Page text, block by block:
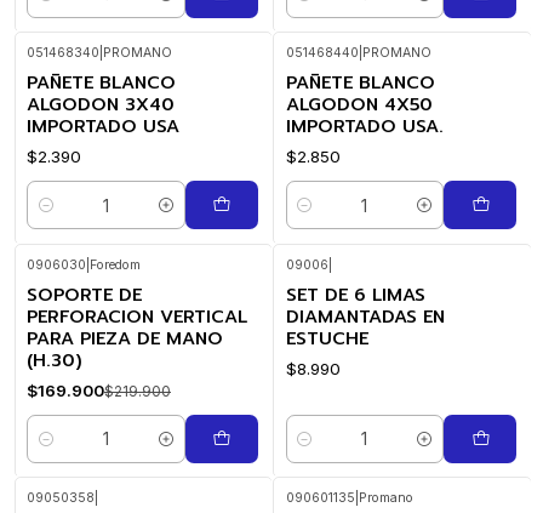
Cantidad Cantidad
051468340 PROMANO
PAÑETE BLANCO
ALGODON 3X40
IMPORTADO USA
$2.390
Cantidad
051468440 PROMANO
PAÑETE BLANCO
ALGODON 4X50
IMPORTADO USA.
$2.850
Cantidad
-23%
OFF
0906030 Foredom
SOPORTE DE
PERFORACION VERTICAL
PARA PIEZA DE MANO
(H.30)
$169.900$219.900
Cantidad
09006
SET DE 6 LIMAS
DIAMANTADAS EN
ESTUCHE
$8.990
Cantidad
09050358 090601135 Promano